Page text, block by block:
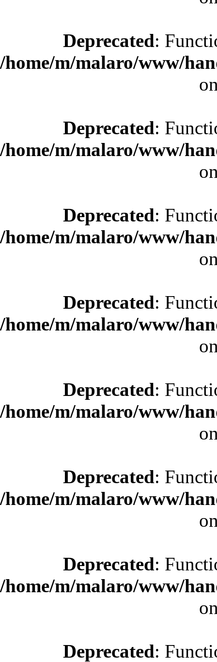
Deprecated:
/home/m/malaro/www/
Deprecated:
/home/m/malaro/www/
Deprecated:
/home/m/malaro/www/
Deprecated:
/home/m/malaro/www/
Deprecated:
/home/m/malaro/www/
Deprecated:
/home/m/malaro/www/
Deprecated:
/home/m/malaro/www/
Deprecated: